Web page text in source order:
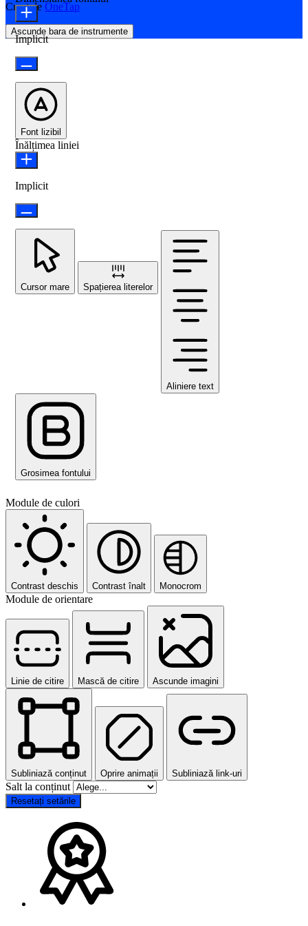
Creat de OneTap
Ascunde bara de instrumente
Implicit
Font lizibil
Înălțimea liniei
Implicit
Cursor mare Spațierea literelor
Aliniere text
Grosimea fontului
Module de culori
Contrast deschis Contrast înalt Monocrom
Module de orientare
Linie de citire Mască de citire Ascunde imagini
Subliniază conținut Oprire animații Subliniază link-uri
Salt la conținut
Resetați setările